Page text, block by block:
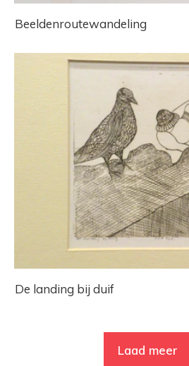
Beeldenroutewandeling
De landing bij duif
Laad meer